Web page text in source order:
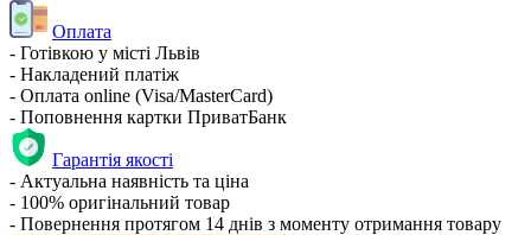
Оплата
- Готівкою у місті Львів
- Накладений платіж
- Оплата online (Visa/MasterCard)
- Поповнення картки ПриватБанк
Гарантія якості
- Актуальна наявність та ціна
- 100% оригінальний товар
- Повернення протягом 14 днів з моменту отримання товару